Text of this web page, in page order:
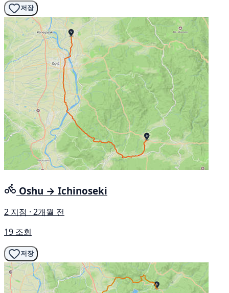
저장
Oshu → Ichinoseki
2 지점 · 2개월 전
19 조회
저장